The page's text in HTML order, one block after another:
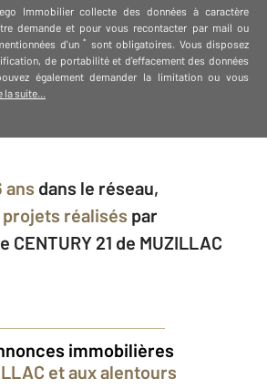
Immobilier collecte des données à caractère
demande et pour vous recontacter par mail ou
d'un * sont obligatoires. Vous disposez
de portabilité et d'effacement des données
également demander la limitation ou vous
la suite...
ans dans le réseau,
projets réalisés par
CENTURY 21 de MUZILLAC
immobilières
et aux alentours